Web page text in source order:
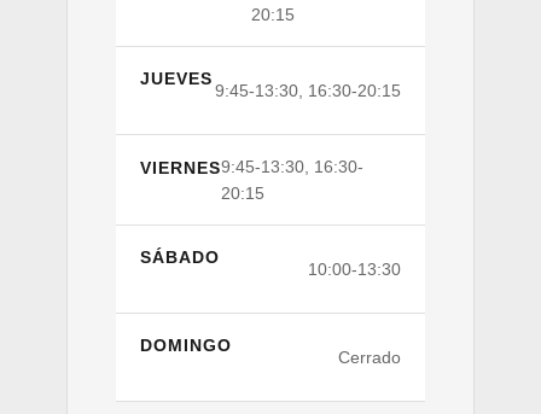
20:15
JUEVES
9:45-13:30, 16:30-20:15
VIERNES9:45-13:30, 16:30-
20:15
SÁBADO
10:00-13:30
DOMINGO
Cerrado